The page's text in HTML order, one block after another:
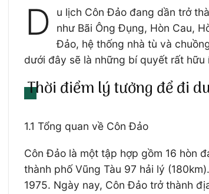
D
u lịch Côn Đảo đang dần trở
như Bãi Ông Đụng, Hòn Cau,
Đảo, hệ thống nhà tù và
dưới đây sẽ là những bí quyết rất
Thời điểm lý tưởng để đi
1.1 Tổng quan về Côn Đảo
Côn Đảo là một tập hợp gồm 16 hòn
thành phố Vũng Tàu 97 hải lý
1975. Ngày nay, Côn Đảo trở thành